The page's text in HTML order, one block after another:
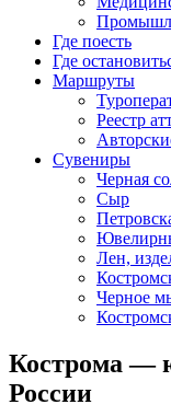
Где поесть
Где
Маршруты
Реестр
Сувениры
Черная
Сыр
Лен,
Черное
Кострома —
России